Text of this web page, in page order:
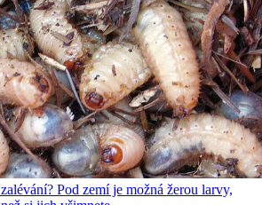
Pod zemí je možná žerou larvy,